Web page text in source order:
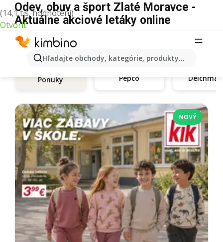
(14,1 tis. hodnotení)
Otvoriť
Hľadajte obchody, kategórie, produkty...
Odev, obuv a šport Zlaté Moravce -
Aktuálne akciové letáky online
Ponuky Pepco
NOVÝ